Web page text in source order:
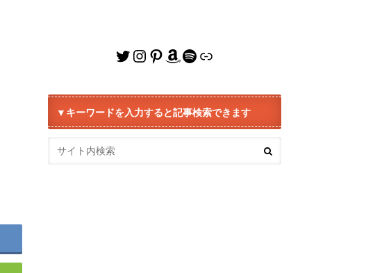
Twitter
Instagram
Pinterest
Amazon
Spotify
リンク
▼キーワードを入力すると記事検索できます